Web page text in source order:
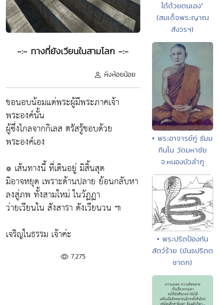
-:- ทางที่ยังเวียนในสามโลก -:-
หิ่งห้อยน้อย
ขอนอบน้อมแด่พระผู้มีพระภาคเจ้า
พระองค์นั้น
ผู้ซึ่งไกลจากกิเลส ตรัสรู้ชอบด้วย
พระองค์เอง
๏ เส้นทางนี้ ที่เดินอยู่ มิสิ้นสุด
มิอาจหยุด เพราะด้านปลาย ย้อนกลับหา
ลงสู่ภพ ทั้งสามใหม่ ในวัฏฏา
ว่ายเวียนใน สังสารา ดังเวียนวน ๚
เจริญในธรรม เจ้าค่ะ
7,275
ได้ด้วยตนเอง"
(สมเด็จพระญาณ
สังวรฯ)
• พระอาจารย์กู่ ธัมม
ทินโน วัดมหาชัย
จ.หนองบัวลำภู
• พระปริตป้องกัน
สัตว์ร้าย (ขันธปริตต
ชาดก)